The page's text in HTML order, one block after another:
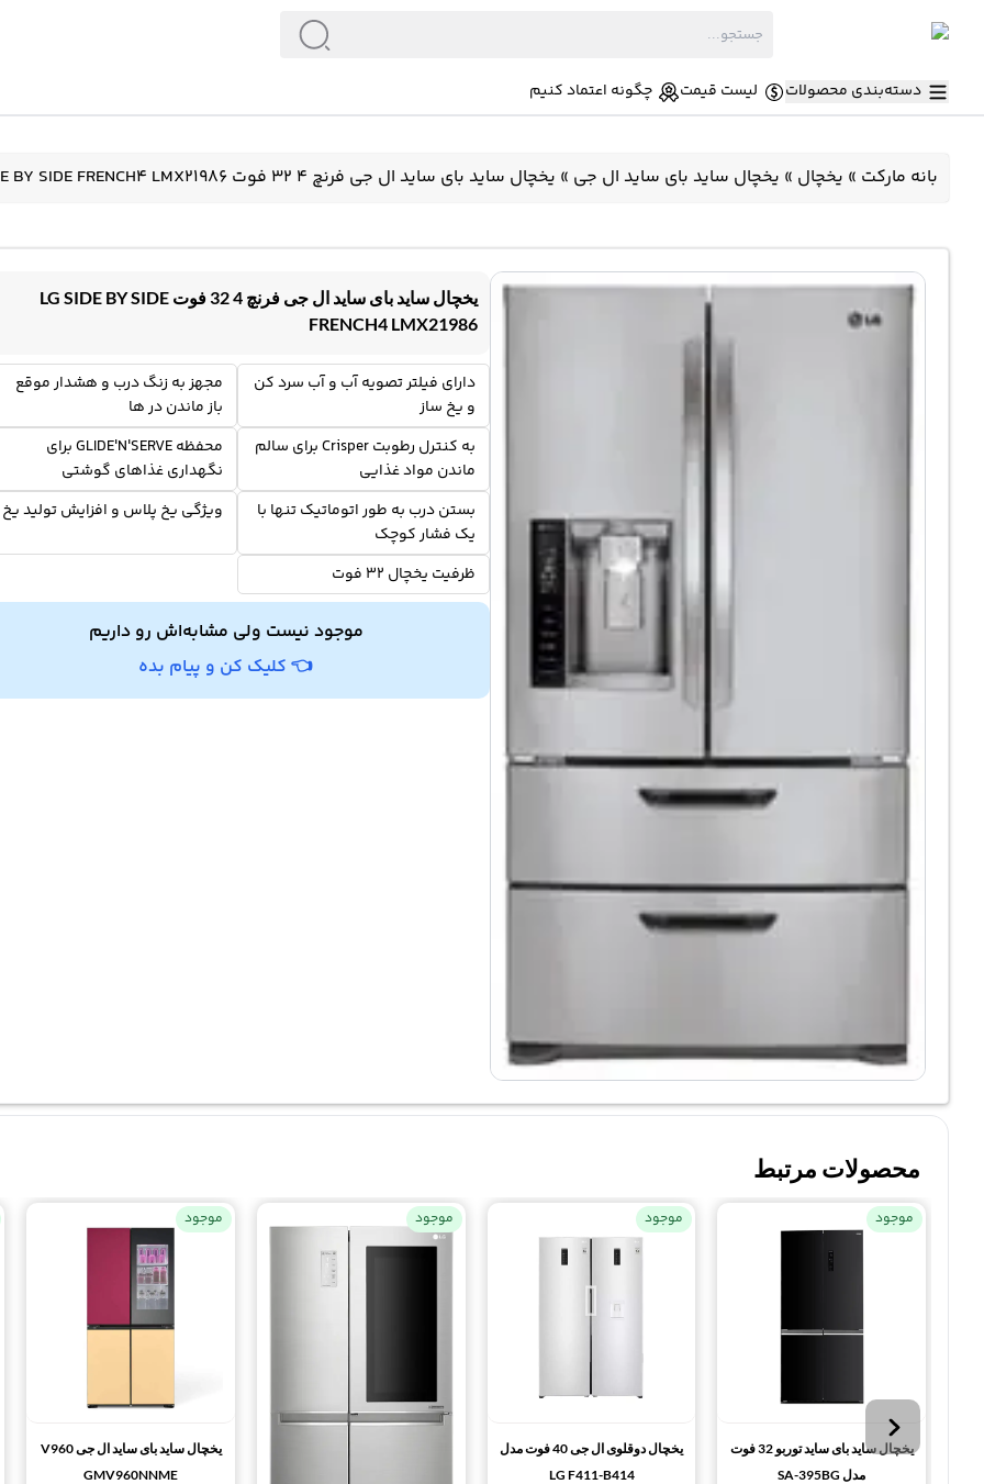
دسته‌بندی محصولات لیست قیمت چگونه اعتماد کنیم
بانه مارکت » یخچال » یخچال ساید بای ساید ال جی » یخچال ساید بای ساید ال جی فرنچ 4 32 فوت LG SIDE BY SIDE FRENCH4 LMX21986
یخچال ساید بای ساید ال جی فرنچ 4 32 فوت LG SIDE BY SIDE
FRENCH4 LMX21986
دارای فیلتر تصویه آب و آب سرد کن
و یخ ساز
مجهز به زنگ درب و هشدار موقع
باز ماندن در ها
به کنترل رطوبت Crisper برای سالم
ماندن مواد غذایی
محفظه GLIDE'N'SERVE برای
نگهداری غذاهای گوشتی
بستن درب به طور اتوماتیک تنها با
یک فشار کوچک
ویژگی یخ پلاس و افزایش تولید یخ
ظرفیت یخچال 32 فوت
موجود نیست ولی مشابه‌اش رو داریم
👈 کلیک کن و پیام بده
محصولات مرتبط
موجود
یخچال ساید بای ساید توربو 32 فوت
مدل SA-395BG
موجود
یخچال دوقلوی ال جی 40 فوت مدل
LG F411-B414
موجود موجود
یخچال ساید بای ساید ال جی V960
GMV960NNME